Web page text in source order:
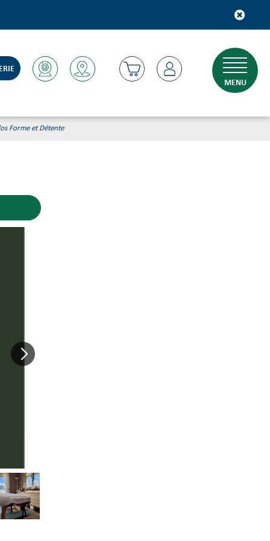
MENU
Forme et Détente